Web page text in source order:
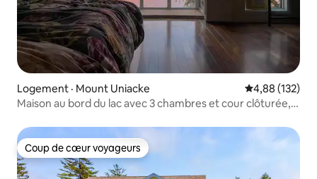
Logement · Mount Uniacke Note
4,88 (132)
Maison au bord du lac avec 3 chambres et cour clôturée,
Coup de cœur voyageurs
Coup de cœur voyageurs